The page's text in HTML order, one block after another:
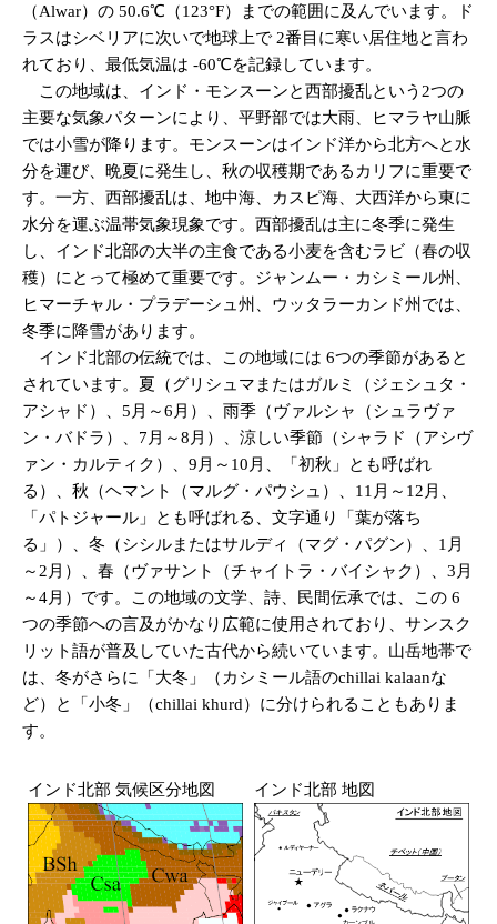
（Alwar）の 50.6℃（123°F）までの範囲に及んでいます。ド
ラスはシベリアに次いで地球上で 2番目に寒い居住地と言わ
れており、最低気温は -60℃を記録しています。
この地域は、インド・モンスーンと西部擾乱という2つの
主要な気象パターンにより、平野部では大雨、ヒマラヤ山脈
では小雪が降ります。モンスーンはインド洋から北方へと水
分を運び、晩夏に発生し、秋の収穫期であるカリフに重要で
す。一方、西部擾乱は、地中海、カスピ海、大西洋から東に
水分を運ぶ温帯気象現象です。西部擾乱は主に冬季に発生
し、インド北部の大半の主食である小麦を含むラビ（春の収
穫）にとって極めて重要です。ジャンムー・カシミール州、
ヒマーチャル・プラデーシュ州、ウッタラーカンド州では、
冬季に降雪があります。
インド北部の伝統では、この地域には 6つの季節があると
されています。夏（グリシュマまたはガルミ（ジェシュタ・
アシャド）、5月～6月）、雨季（ヴァルシャ（シュラヴァ
ン・バドラ）、7月～8月）、涼しい季節（シャラド（アシヴ
ァン・カルティク）、9月～10月、「初秋」とも呼ばれ
る）、秋（ヘマント（マルグ・パウシュ）、11月～12月、
「パトジャール」とも呼ばれる、文字通り「葉が落ち
る」）、冬（シシルまたはサルディ（マグ・パグン）、1月
～2月）、春（ヴァサント（チャイトラ・バイシャク）、3月
～4月）です。この地域の文学、詩、民間伝承では、この 6
つの季節への言及がかなり広範に使用されており、サンスク
リット語が普及していた古代から続いています。山岳地帯で
は、冬がさらに「大冬」（カシミール語のchillai kalaanな
ど）と「小冬」（chillai khurd）に分けられることもありま
す。
インド北部 気候区分地図 インド北部 地図